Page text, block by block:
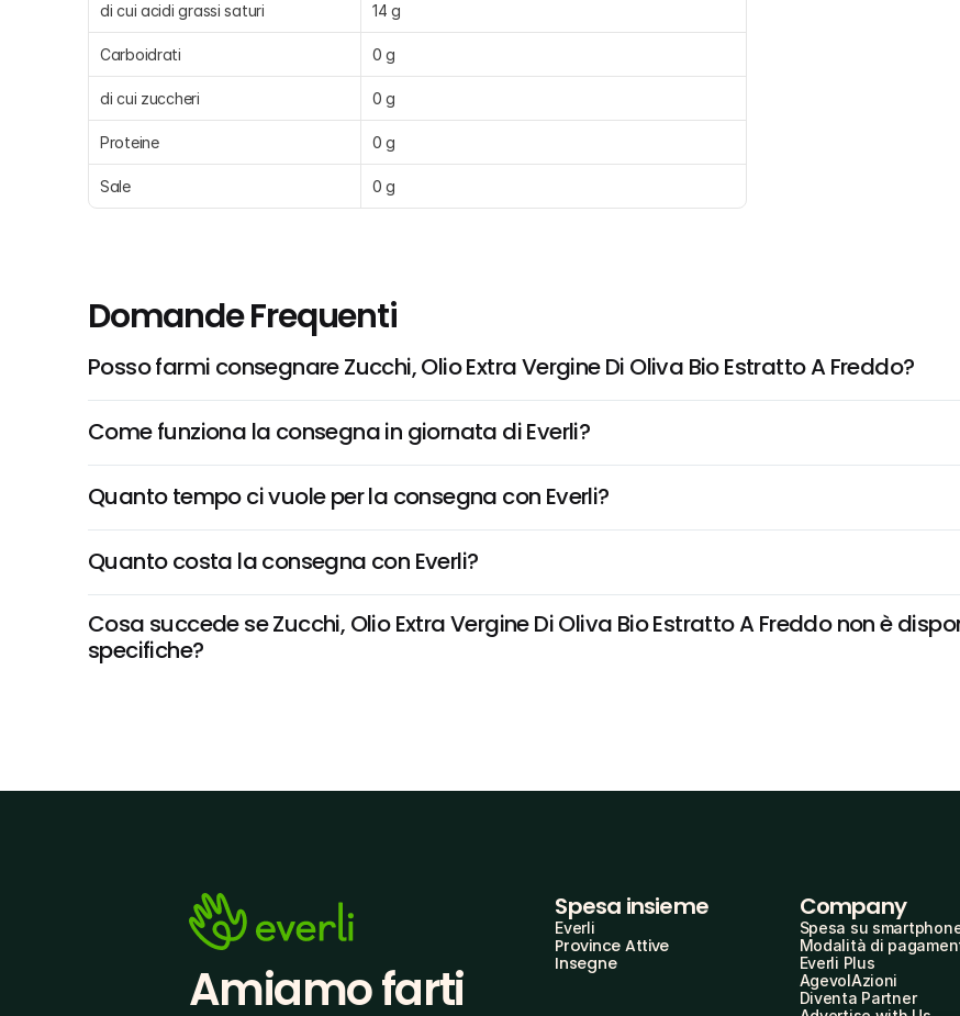
di cui acidi grassi saturi 14 g
Carboidrati 0 g
di cui zuccheri 0 g
Proteine 0 g
Sale 0 g
Domande Frequenti
Posso farmi consegnare Zucchi, Olio Extra Vergine Di Oliva Bio Estratto A Freddo?
Come funziona la consegna in giornata di Everli?
Quanto tempo ci vuole per la consegna con Everli?
Quanto costa la consegna con Everli?
Cosa succede se Zucchi, Olio Extra Vergine Di Oliva Bio Estratto A Freddo non è
specifiche?
Amiamo farti
Spesa insieme
Everli
Province Attive
Insegne
Company
Spesa su
Modalità di
Everli Plus
AgevolAzioni
Diventa Partner